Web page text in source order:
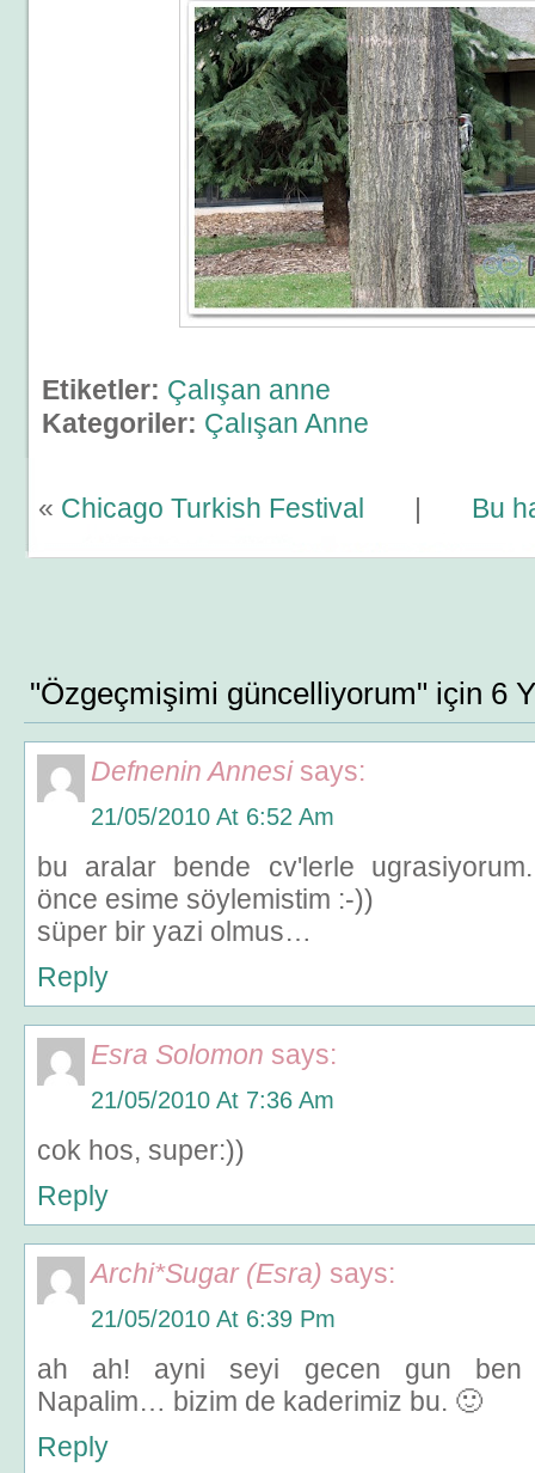
Etiketler: Çalışan anne
Kategoriler: Çalışan Anne
« Chicago Turkish Festival | Bu
"Özgeçmişimi güncelliyorum" için 6
Defnenin Annesi says:
21/05/2010 At 6:52 Am
bu aralar bende cv'lerle
önce esime söylemistim :-))
süper bir yazi olmus…
Reply
Esra Solomon says:
21/05/2010 At 7:36 Am
cok hos, super:))
Reply
Archi*Sugar (Esra) says:
21/05/2010 At 6:39 Pm
ah ah! ayni seyi gecen gun ben
Napalim… bizim de kaderimiz bu. 🙂
Reply